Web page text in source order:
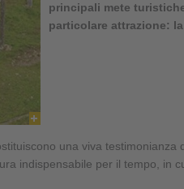
principali mete
particolare attrazione: la
una viva
indispensabile per il tempo, in